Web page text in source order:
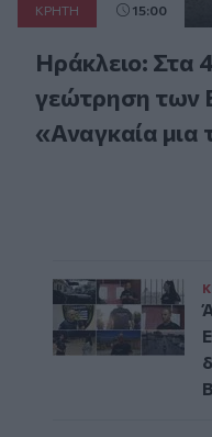
ΚΡΗΤΗ 15:00
Ηράκλειο: Στα
γεώτρηση των
«Αναγκαία μια